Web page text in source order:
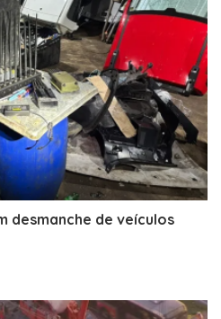
desmanche de veículos